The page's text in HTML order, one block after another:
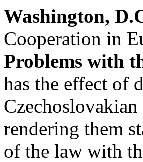
Washington,
Cooperation in
Problems with
has the effect of
rendering them
of the law with